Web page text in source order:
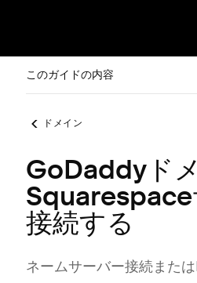
このガイドの内容
ドメイン
GoDaddyド
Squarespace
接続する
ネ⁠ームサ⁠ーバ⁠ー接続また